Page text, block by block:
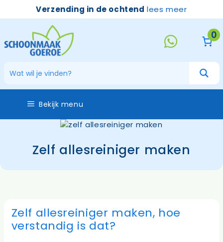
Verzending in de ochtend lees meer
0
Bekijk menu
Zelf allesreiniger maken
Zelf allesreiniger maken, hoe
verstandig is dat?